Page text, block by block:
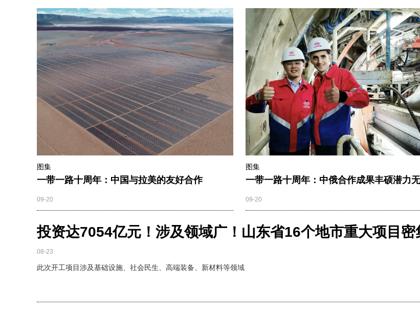
图集
一带一路十周年：中国与拉美的友好合作
09-20
图集
一带一路十周年：中俄合作成果丰硕潜力
09-20
投资达7054亿元！涉及领域广！山东省16个地市重大项目密
08-23
此次开工项目涉及基础设施、社会民生、高端装备、新材料等领域